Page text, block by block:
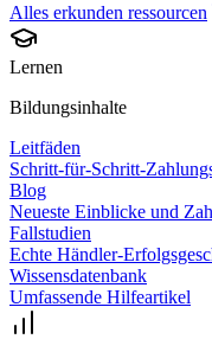
Alles erkunden ressourcen
Lernen
Bildungsinhalte
Leitfäden
Schritt-für-Schritt-
Blog
Neueste Einblicke und
Fallstudien
Echte Händler-
Wissensdatenbank
Umfassende Hilfeartikel